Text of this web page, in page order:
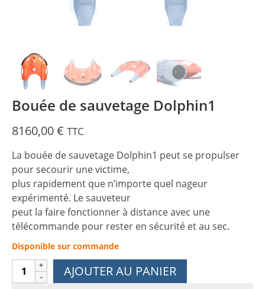
Bouée de sauvetage Dolphin1
8160,00€ TTC
La bouée de sauvetage Dolphin1 peut se propulser
pour secourir une victime,
plus rapidement que n’importe quel nageur
expérimenté. Le sauveteur
peut la faire fonctionner à distance avec une
télécommande pour rester en sécurité et au sec.
Disponible sur commande
quantité
de
AJOUTER AU PANIER